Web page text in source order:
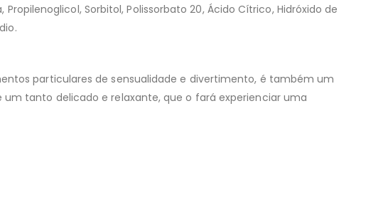
Sorbitol, Polissorbato 20, Ácido Cítrico, Hidróxido de
particulares de sensualidade e divertimento, é também um
tanto delicado e relaxante, que o fará experienciar uma